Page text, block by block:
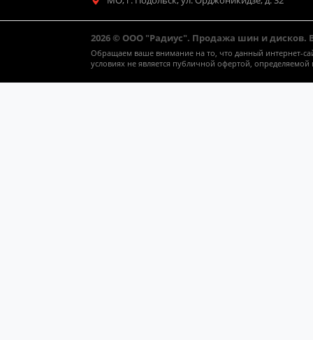
2026 © ООО "Радиус". Продажа шин и дисков.
Обращаем ваше внимание на то, что данный интернет-
условиях не является публичной офертой,